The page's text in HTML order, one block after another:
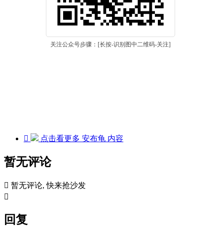
关注公众号步骤：[长按-识别图中二维码-关注]
 点击看更多 安布龟 内容
暂无评论
 暂无评论, 快来抢沙发

回复